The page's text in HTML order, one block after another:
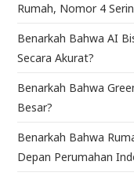
Rumah, Nomor 4
Benarkah Bahwa AI
Secara Akurat?
Benarkah Bahwa
Besar?
Benarkah Bahwa
Depan Perumahan